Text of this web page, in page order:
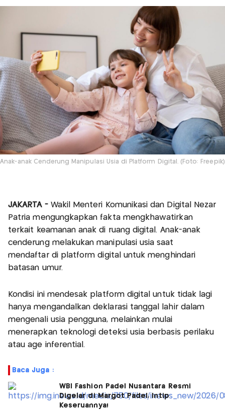
Anak-anak Cenderung Manipulasi Usia di Platform Digital. (Foto: Freepik)
JAKARTA - Wakil Menteri Komunikasi dan Digital Nezar
Patria mengungkapkan fakta mengkhawatirkan
terkait keamanan anak di ruang digital. Anak-anak
cenderung melakukan manipulasi usia saat
mendaftar di platform digital untuk menghindari
batasan umur.
Kondisi ini mendesak platform digital untuk tidak lagi
hanya mengandalkan deklarasi tanggal lahir dalam
mengenali usia pengguna, melainkan mulai
menerapkan teknologi deteksi usia berbasis perilaku
atau age inferential.
Baca Juga :
WBI Fashion Padel Nusantara Resmi
Digelar di Margot Padel, Intip
Keseruannya!